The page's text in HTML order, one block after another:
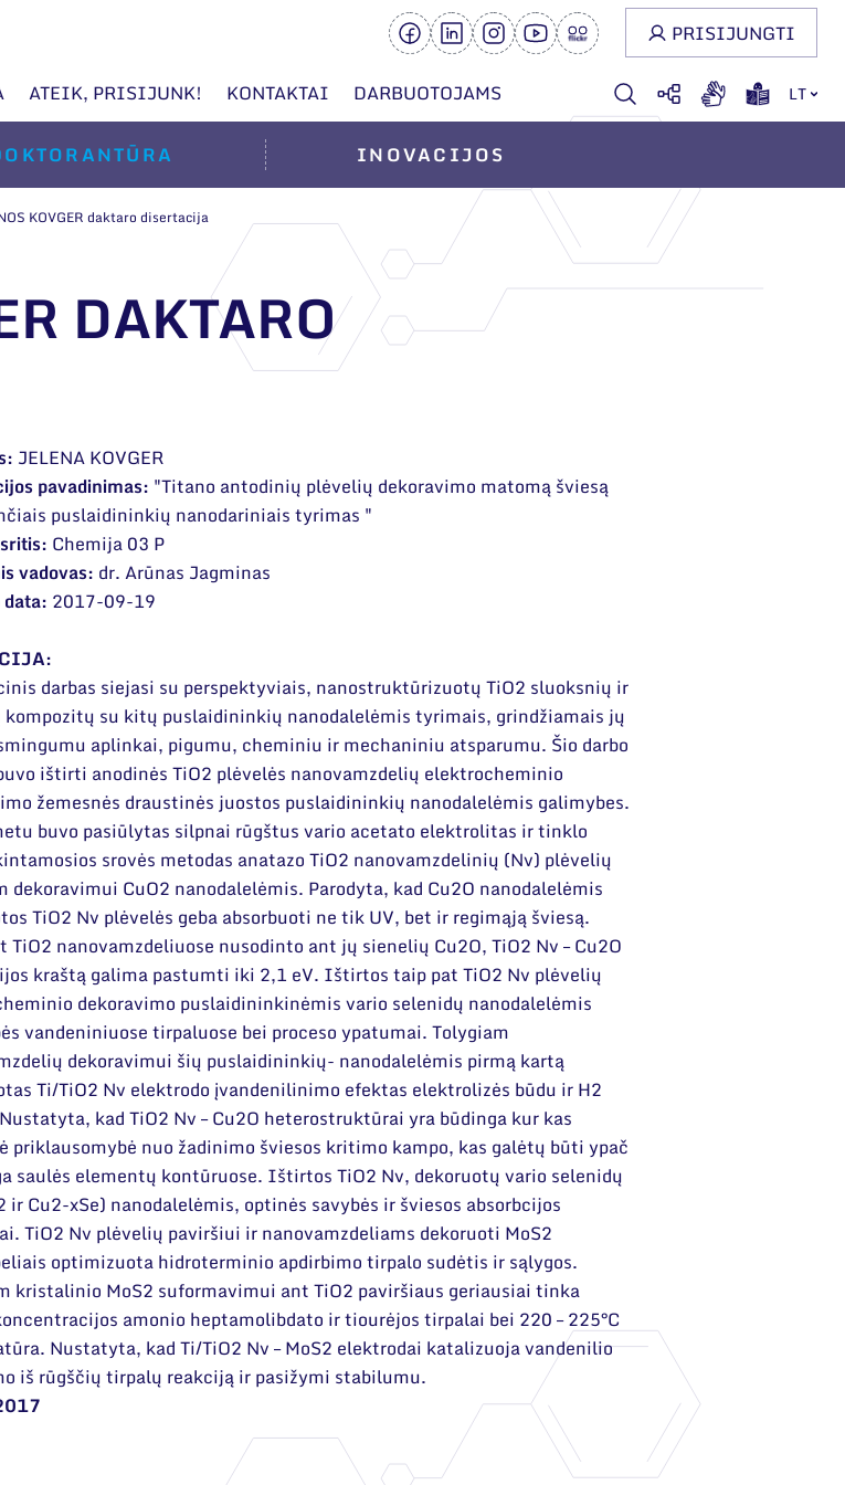
ATEIK, PRISIJUNK! KONTAKTAI DARBUOTOJAMS LT
PRISIJUNGTI
INOVACIJOS
KOVGER daktaro disertacija
DAKTARO
JELENA KOVGER
pavadinimas: "Titano antodinių plėvelių dekoravimo matomą šviesą
puslaidininkių nanodariniais tyrimas "
Chemija 03 P
vadovas: dr. Arūnas Jagminas
2017-09-19
darbas siejasi su perspektyviais, nanostruktūrizuotų TiO2 sluoksnių ir
su kitų puslaidininkių nanodalelėmis tyrimais, grindžiamais jų
aplinkai, pigumu, cheminiu ir mechaniniu atsparumu. Šio darbo
ištirti anodinės TiO2 plėvelės nanovamzdelių elektrocheminio
žemesnės draustinės juostos puslaidininkių nanodalelėmis galimybes.
buvo pasiūlytas silpnai rūgštus vario acetato elektrolitas ir tinklo
srovės metodas anatazo TiO2 nanovamzdelinių (Nv) plėvelių
dekoravimui CuO2 nanodalelėmis. Parodyta, kad Cu2O nanodalelėmis
TiO2 Nv plėvelės geba absorbuoti ne tik UV, bet ir regimąją šviesą.
TiO2 nanovamzdeliuose nusodinto ant jų sienelių Cu2O, TiO2 Nv – Cu2O
kraštą galima pastumti iki 2,1 eV. Ištirtos taip pat TiO2 Nv plėvelių
dekoravimo puslaidininkinėmis vario selenidų nanodalelėmis
vandeniniuose tirpaluose bei proceso ypatumai. Tolygiam
dekoravimui šių puslaidininkių- nanodalelėmis pirmą kartą
Ti/TiO2 Nv elektrodo įvandenilinimo efektas elektrolizės būdu ir H2
kad TiO2 Nv – Cu2O heterostruktūrai yra būdinga kur kas
priklausomybė nuo žadinimo šviesos kritimo kampo, kas galėtų būti ypač
saulės elementų kontūruose. Ištirtos TiO2 Nv, dekoruotų vario selenidų
ir Cu2-xSe) nanodalelėmis, optinės savybės ir šviesos absorbcijos
TiO2 Nv plėvelių paviršiui ir nanovamzdeliams dekoruoti MoS2
optimizuota hidroterminio apdirbimo tirpalo sudėtis ir sąlygos.
kristalinio MoS2 suformavimui ant TiO2 paviršiaus geriausiai tinka
amonio heptamolibdato ir tiourėjos tirpalai bei 220 – 225°C
Nustatyta, kad Ti/TiO2 Nv – MoS2 elektrodai katalizuoja vandenilio
iš rūgščių tirpalų reakciją ir pasižymi stabilumu.